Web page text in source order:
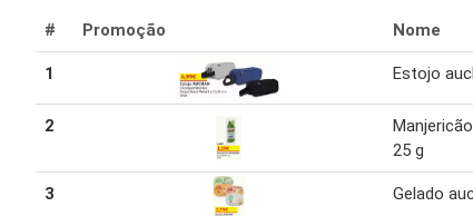
# Promoção Nome
1 Estojo
2
25 g
3 Gelado